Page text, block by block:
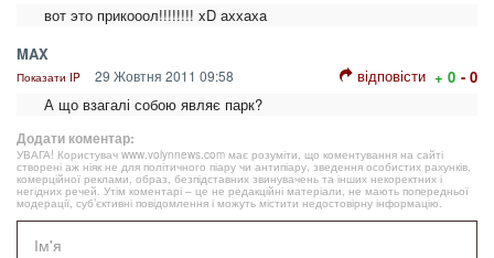
вот это прикооол!!!!!!!! xD аххаха
MAX
Показати IP 29 Жовтня 2011 09:58 відповісти + 0 - 0
А що взагалі собою являє парк?
Додати коментар:
УВАГА! Користувач www.volynnews.com має розуміти, що коментування на сайті
створені аж ніяк не для політичного піару чи антипіару, зведення особистих рахунків,
комерційної реклами, образ, безпідставних звинувачень та інших некоректних і
негідних речей. Утім коментарі – це не редакційні матеріали, не мають попередньої
модерації, суб’єктивні повідомлення і можуть містити недостовірну інформацію.